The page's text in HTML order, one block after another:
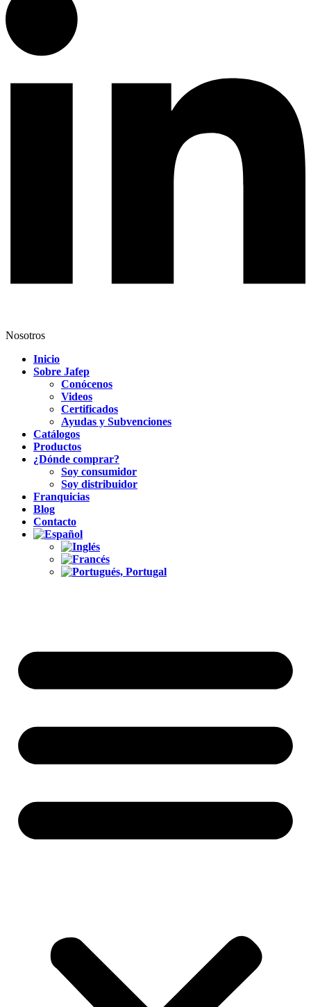
Nosotros
Inicio
Sobre Jafep
Conócenos
Videos
Certificados
Ayudas y Subvenciones
Catálogos
Productos
¿Dónde comprar?
Soy consumidor
Soy distribuidor
Franquicias
Blog
Contacto